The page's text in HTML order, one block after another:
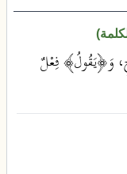
وَ﴿يَقُولُ﴾ فِعْلٌ